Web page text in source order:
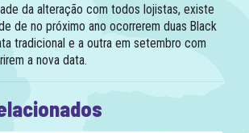
da alteração com todos lojistas, existe
de no próximo ano ocorrerem duas Black
tradicional e a outra em setembro com
a nova data.